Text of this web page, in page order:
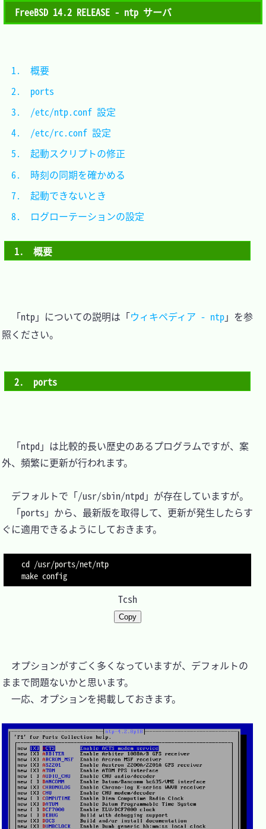
FreeBSD 14.2 RELEASE - ntp サーバ
1.　概要
「ntp」についての説明は「ウィキペディア - ntp」を参
照ください。
2.　ports
「ntpd」は比較的長い歴史のあるプログラムですが、案
外、頻繁に更新が行われます。
デフォルトで「/usr/sbin/ntpd」が存在していますが。
「ports」から、最新版を取得して、更新が発生したらす
ぐに適用できるようにしておきます。
cd /usr/ports/net/ntp
make config
Tcsh
Copy
オプションがすごく多くなっていますが、デフォルトの
ままで問題ないかと思います。
一応、オプションを掲載しておきます。